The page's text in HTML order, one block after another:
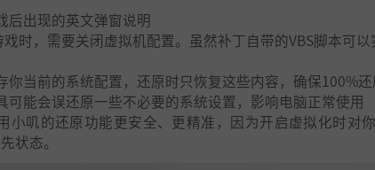
后出现的英文弹窗说明
戏时，需要关闭虚拟机配置。虽然补丁自带的VBS脚本可
你当前的系统配置，还原时只恢复这些内容，确保100%
可能会误还原一些不必要的系统设置，影响电脑正常使用
小叽的还原功能更安全、更精准，因为开启虚拟化时对
状态。